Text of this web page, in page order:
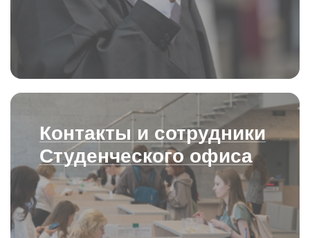
Контакты и сотрудники
Студенческого офиса